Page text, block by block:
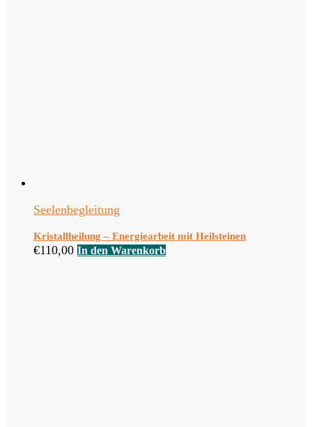
Seelenbegleitung
Kristallheilung – Energiearbeit mit Heilsteinen
€110,00 In den Warenkorb